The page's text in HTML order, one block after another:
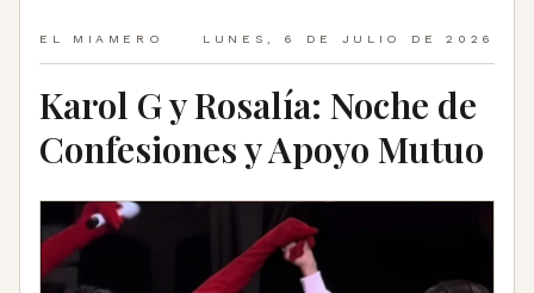
EL MIAMERO LUNES, 6 DE JULIO DE 2026
Karol G y Rosalía: Noche de
Confesiones y Apoyo Mutuo